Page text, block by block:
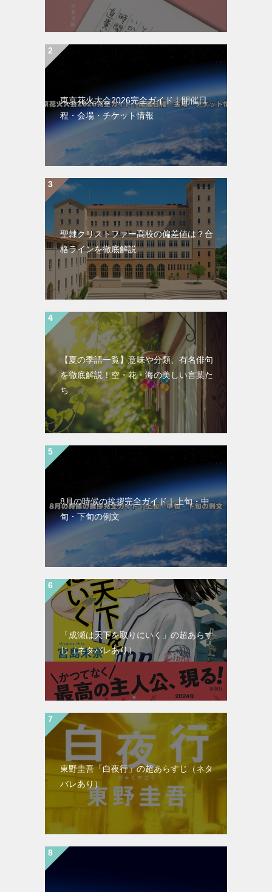
東京花火大会2026完全ガイド｜開催日
程・会場・チケット情報
聖隷クリストファー高校の偏差値は？合
格ラインを徹底解説
【夏の季語一覧】意味や分類、有名俳句
を徹底解説！空・花・海の美しい言葉た
ち
8月の時候の挨拶完全ガイド｜上旬・中
旬・下旬の例文
「成瀬は天下を取りにいく」の超あらす
じ（ネタバレあり）
東野圭吾「白夜行」の超あらすじ（ネタ
バレあり）